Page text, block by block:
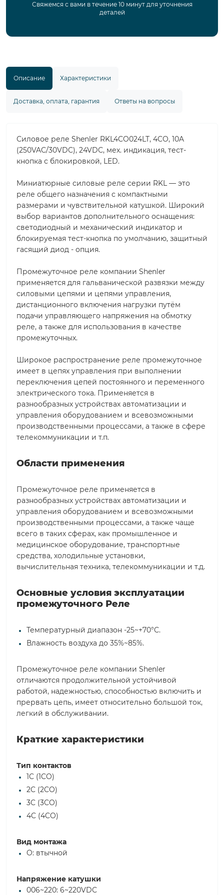
Свяжемся с вами в течение 10 минут для уточнения
деталей
Описание Характеристики
Доставка, оплата, гарантия Ответы на вопросы
Силовое реле Shenler RKL4CO024LT, 4CO, 10A
(250VAC/30VDC), 24VDC, мех. индикация, тест-
кнопка с блокировкой, LED.
Миниатюрные силовые реле серии RKL — это
реле общего назначения с компактными
размерами и чувствительной катушкой. Широкий
выбор вариантов дополнительного оснащения:
светодиодный и механический индикатор и
блокируемая тест-кнопка по умолчанию, защитный
гасящий диод - опция.
Промежуточное реле компании Shenler
применяется для гальванической развязки между
силовыми цепями и цепями управления,
дистанционного включения нагрузки путём
подачи управляющего напряжения на обмотку
реле, а также для использования в качестве
промежуточных.
Широкое распространение реле промежуточное
имеет в цепях управления при выполнении
переключения цепей постоянного и переменного
электрического тока. Применяется в
разнообразных устройствах автоматизации и
управления оборудованием и всевозможными
производственными процессами, а также в сфере
телекоммуникации и т.п.
Области применения
Промежуточное реле применяется в
разнообразных устройствах автоматизации и
управления оборудованием и всевозможными
производственными процессами, а также чаще
всего в таких сферах, как промышленное и
медицинское оборудование, транспортные
средства, холодильные установки,
вычислительная техника, телекоммуникации и т.д.
Основные условия эксплуатации
промежуточного Реле
Температурный диапазон -25~+70°C.
Влажность воздуха до 35%~85%.
Промежуточное реле компании Shenler
отличаются продолжительной устойчивой
работой, надежностью, способностью включить и
прервать цепь, имеет относительно большой ток,
легкий в обслуживании.
Краткие характеристики
Тип контактов
1C (1CO)
2C (2CO)
3C (3CO)
4C (4CO)
Вид монтажа
O: втычной
Напряжение катушки
006~220: 6~220VDC